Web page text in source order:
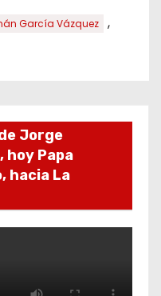
García Vázquez ,
Jorge
hoy Papa
hacia La